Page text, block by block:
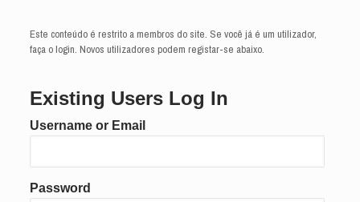
Este conteúdo é restrito a membros do site. Se você já é um utilizador,
faça o login. Novos utilizadores podem registar-se abaixo.
Existing Users Log In
Username or Email
Password